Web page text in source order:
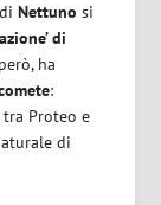
diNettuno si
di
ha
:
Proteo e
di